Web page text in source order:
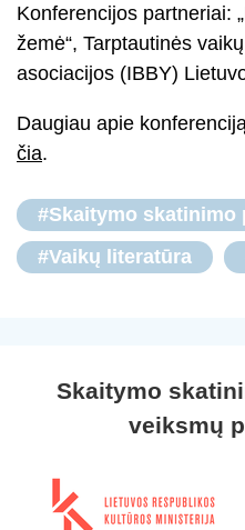
Konferencijos partneriai:
žemė“, Tarptautinės
asociacijos (IBBY)
Daugiau apie
čia.
#Skaitymo skatinimo
#Vaikų literatūra
Skaitymo
veiksmų